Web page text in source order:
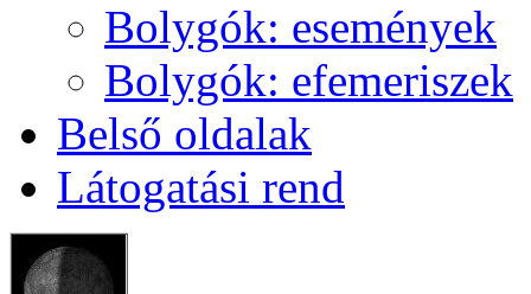
Boly­gók: ese­mé­nyek
Boly­gók: efe­me­ri­szek
Bel­ső ol­da­lak
Lá­to­ga­tá­si rend